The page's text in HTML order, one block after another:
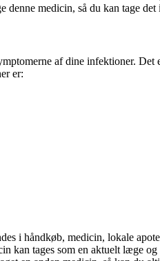
medicin, så du kan tage
af dine infektioner.
er:
i håndkøb, medicin, lokale
kan tages som en aktuelt læge